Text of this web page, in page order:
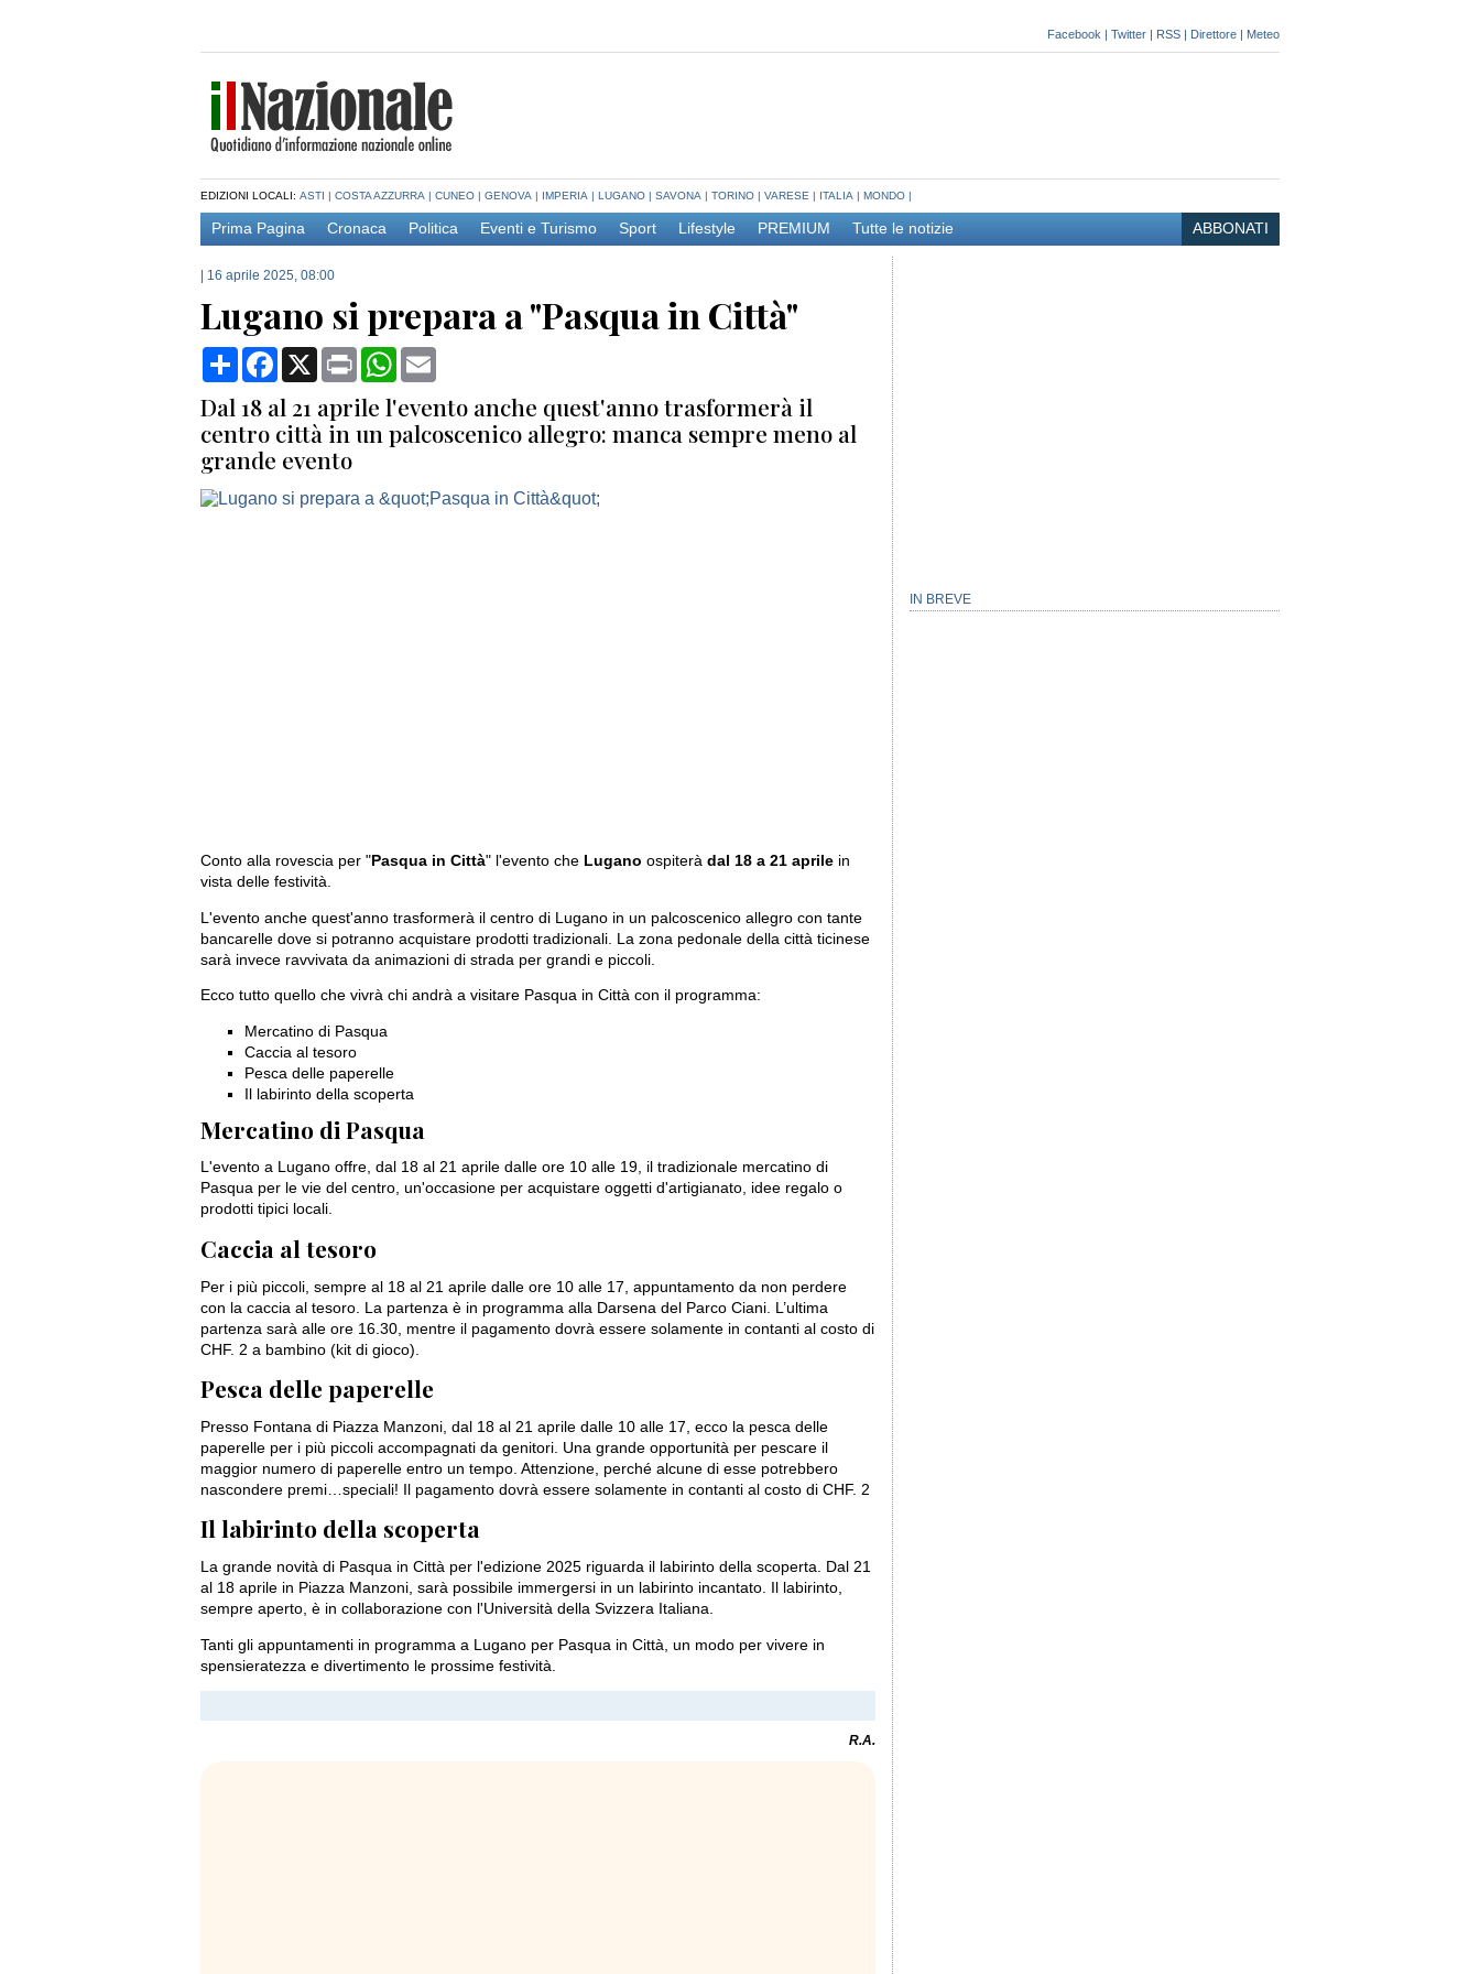
Facebook | Twitter | RSS | Direttore | Meteo
EDIZIONI LOCALI: ASTI | COSTA AZZURRA | CUNEO | GENOVA | IMPERIA | LUGANO | SAVONA | TORINO | VARESE | ITALIA | MONDO |
Prima Pagina Cronaca Politica Eventi e Turismo Sport Lifestyle PREMIUM Tutte le notizie ABBONATI
16 aprile 2025, 08:00
Lugano si prepara a "Pasqua in Città"
CondividiFacebook
X Print WhatsApp
Dal 18 al 21 aprile l'evento anche quest'anno trasformerà il
centro città in un palcoscenico allegro: manca sempre meno al
grande evento
Conto alla rovescia per " Pasqua in Città" l'evento che Lugano ospiterà dal 18 a 21 aprile in
vista delle festività.
L'evento anche quest'anno trasformerà il centro di Lugano in un palcoscenico allegro con tante
bancarelle dove si potranno acquistare prodotti tradizionali. La zona pedonale della città ticinese
sarà invece ravvivata da animazioni di strada per grandi e piccoli.
Ecco tutto quello che vivrà chi andrà a visitare Pasqua in Città con il programma:
Mercatino di Pasqua
Caccia al tesoro
Pesca delle paperelle
Il labirinto della scoperta
Mercatino di Pasqua
L'evento a Lugano offre, dal 18 al 21 aprile dalle ore 10 alle 19, il tradizionale mercatino di
Pasqua per le vie del centro, un'occasione per acquistare oggetti d'artigianato, idee regalo o
prodotti tipici locali.
Caccia al tesoro
Per i più piccoli, sempre al 18 al 21 aprile dalle ore 10 alle 17, appuntamento da non perdere
con la caccia al tesoro. La partenza è in programma alla Darsena del Parco Ciani. L’ultima
partenza sarà alle ore 16.30, mentre il pagamento dovrà essere solamente in contanti al costo di
CHF. 2 a bambino (kit di gioco).
Pesca delle paperelle
Presso Fontana di Piazza Manzoni, dal 18 al 21 aprile dalle 10 alle 17, ecco la pesca delle
paperelle per i più piccoli accompagnati da genitori. Una grande opportunità per pescare il
maggior numero di paperelle entro un tempo. Attenzione, perché alcune di esse potrebbero
nascondere premi…speciali! Il pagamento dovrà essere solamente in contanti al costo di CHF. 2
Il labirinto della scoperta
La grande novità di Pasqua in Città per l'edizione 2025 riguarda il labirinto della scoperta. Dal 21
al 18 aprile in Piazza Manzoni, sarà possibile immergersi in un labirinto incantato. Il labirinto,
sempre aperto, è in collaborazione con l'Università della Svizzera Italiana.
Tanti gli appuntamenti in programma a Lugano per Pasqua in Città, un modo per vivere in
spensieratezza e divertimento le prossime festività.
R.A.
IN BREVE